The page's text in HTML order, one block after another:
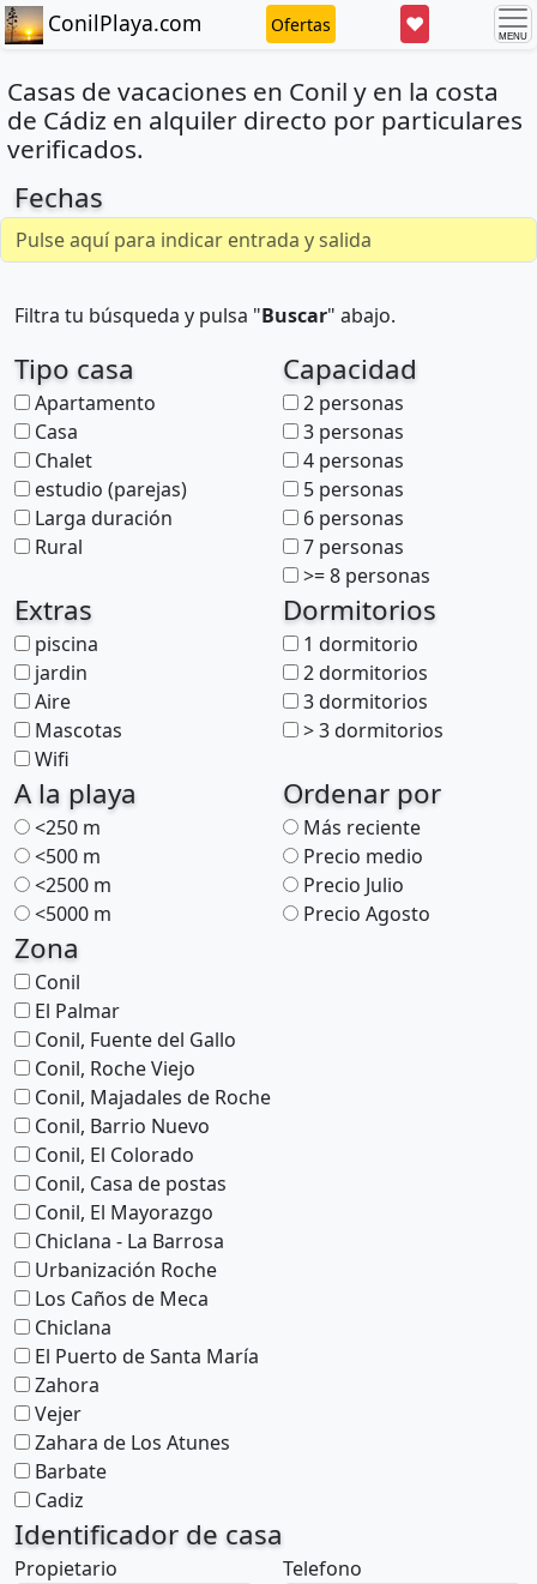
ConilPlaya.com Ofertas ❤
Casas de vacaciones en Conil y en la costa
de Cádiz en alquiler directo por particulares
verificados.
Fechas
Filtra tu búsqueda y pulsa "Buscar" abajo.
Tipo casa
Apartamento
Casa
Chalet
estudio (parejas)
Larga duración
Rural
Capacidad
2 personas
3 personas
4 personas
5 personas
6 personas
7 personas
>= 8 personas
Extras
piscina
jardin
Aire
Mascotas
Wifi
Dormitorios
1 dormitorio
2 dormitorios
3 dormitorios
> 3 dormitorios
A la playa
<250 m
<500 m
<2500 m
<5000 m
Ordenar por
Más reciente
Precio medio
Precio Julio
Precio Agosto
Zona
Conil
El Palmar
Conil, Fuente del Gallo
Conil, Roche Viejo
Conil, Majadales de Roche
Conil, Barrio Nuevo
Conil, El Colorado
Conil, Casa de postas
Conil, El Mayorazgo
Chiclana - La Barrosa
Urbanización Roche
Los Caños de Meca
Chiclana
El Puerto de Santa María
Zahora
Vejer
Zahara de Los Atunes
Barbate
Cadiz
Identificador de casa
Propietario Telefono